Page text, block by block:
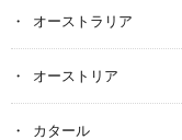
オーストラリア
オーストリア
カタール